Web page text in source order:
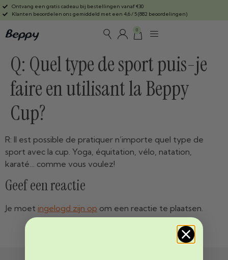
Ontvang een gratis cadeau bij bestellingen vanaf €30
Klanten beoordelen ons gemiddeld met een 4,6 / 5 (882 beoordelingen)
0
Q: Quel type de sport puis-je
faire en utilisant la Beppy
Cup?
R: Il est possible de pratiquer n’importe quel type de
sport avec la cup. Yoga, équitation, vélo, natation,
karaté… comme vous voulez!
Geef een reactie
Je moet ingelogd zijn op om een reactie te plaatsen.